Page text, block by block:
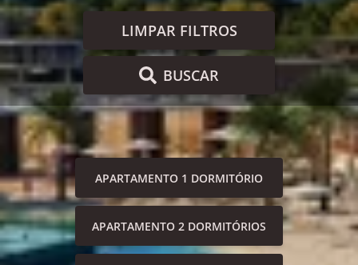
LIMPAR FILTROS
BUSCAR
APARTAMENTO 1 DORMITÓRIO
APARTAMENTO 2 DORMITÓRIOS